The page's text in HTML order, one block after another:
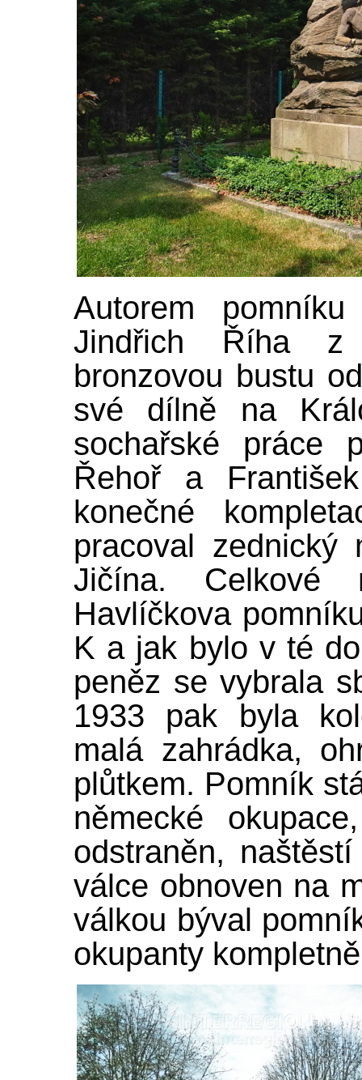
Autorem
Jindřich Říha z
bronzovou bustu
své dílně na
sochařské práce
Řehoř a
konečné
pracoval zednický
Jičína. Celkové
Havlíčkova
K a jak bylo v té
peněz se vybrala
1933 pak byla
malá zahrádka,
plůtkem. Pomník
německé
odstraněn,
válce obnoven na
válkou býval
okupanty